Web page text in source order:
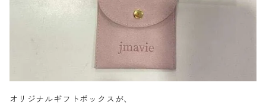
オリジナルギフトボックスが、